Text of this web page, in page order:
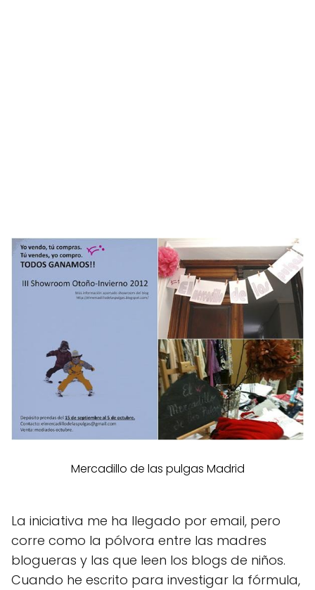
Mercadillo de las pulgas Madrid
La iniciativa me ha llegado por email, pero
corre como la pólvora entre las madres
blogueras y las que leen los blogs de niños.
Cuando he escrito para investigar la fórmula,